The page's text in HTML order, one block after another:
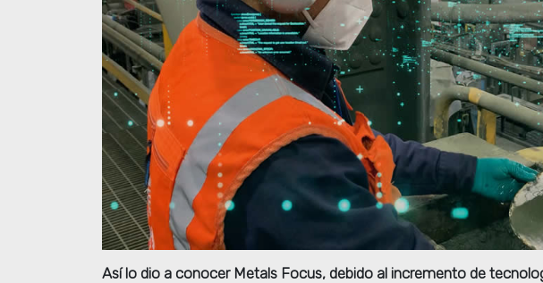
Así lo dio a conocer Metals Focus, debido al incremento de